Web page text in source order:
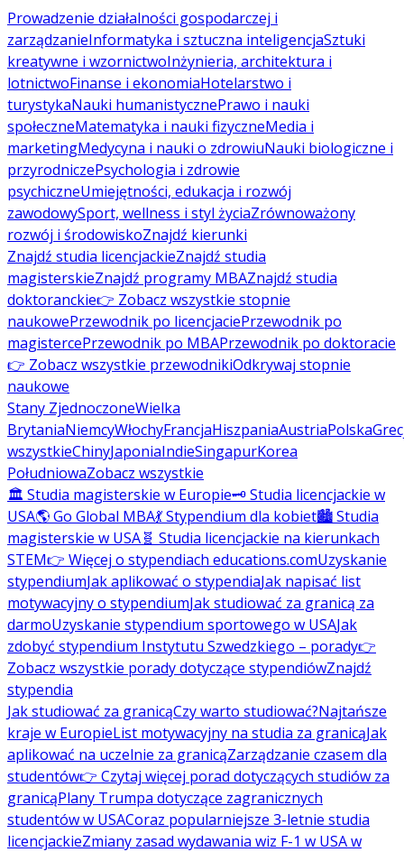
Prowadzenie działalności gospodarczej i
zarządzanieInformatyka i sztuczna inteligencjaSztuki
kreatywne i wzornictwoInżynieria, architektura i
lotnictwoFinanse i ekonomiaHotelarstwo i
turystykaNauki humanistycznePrawo i nauki
społeczneMatematyka i nauki fizyczneMedia i
marketingMedycyna i nauki o zdrowiuNauki biologiczne i
przyrodniczePsychologia i zdrowie
psychiczneUmiejętności, edukacja i rozwój
zawodowySport, wellness i styl życiaZrównoważony
rozwój i środowiskoZnajdź kierunki
Znajdź studia licencjackieZnajdź studia
magisterskieZnajdź programy MBAZnajdź studia
doktoranckie👉 Zobacz wszystkie stopnie
naukowePrzewodnik po licencjaciePrzewodnik po
magistercePrzewodnik po MBAPrzewodnik po doktoracie
👉 Zobacz wszystkie przewodnikiOdkrywaj stopnie
naukowe
Stany ZjednoczoneWielka
BrytaniaNiemcyWłochyFrancjaHiszpaniaAustriaPolska
wszystkieChinyJaponiaIndieSingapurKorea
PołudniowaZobacz wszystkie
🏛️ Studia magisterskie w Europie🗝️ Studia licencjackie w
USA🌎 Go Global MBA💃 Stypendium dla kobiet🏙️ Studia
magisterskie w USA🧬 Studia licencjackie na kierunkach
STEM👉 Więcej o stypendiach educations.comUzyskanie
stypendiumJak aplikować o stypendiaJak napisać list
motywacyjny o stypendiumJak studiować za granicą za
darmoUzyskanie stypendium sportowego w USAJak
zdobyć stypendium Instytutu Szwedzkiego – porady👉
Zobacz wszystkie porady dotyczące stypendiówZnajdź
stypendia
Jak studiować za granicąCzy warto studiować?Najtańsze
kraje w EuropieList motywacyjny na studia za granicąJak
aplikować na uczelnie za granicąZarządzanie czasem dla
studentów👉 Czytaj więcej porad dotyczących studiów za
granicąPlany Trumpa dotyczące zagranicznych
studentów w USACoraz popularniejsze 3-letnie studia
licencjackieZmiany zasad wydawania wiz F-1 w USA w